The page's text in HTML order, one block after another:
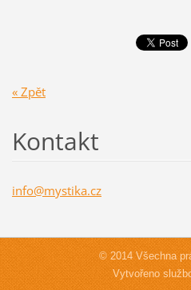
« Zpět
Kontakt
info@mystika.cz
© 2014 Všechna
Vytvořeno